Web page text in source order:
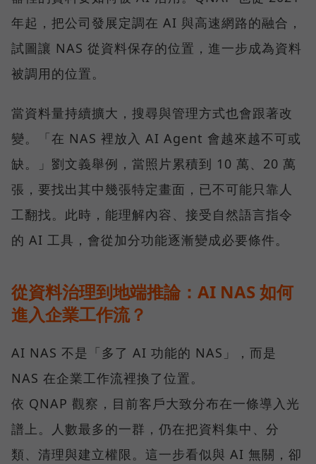
年起，把公司發展定調在 AI 與高速網路的融合，
試圖讓 NAS 從資料保存的位置，進一步成為資料
被調用的位置。
當資料量持續擴大，搜尋與管理方式也會跟著改
變。「在 NAS 裡放入 AI Agent 會越來越不可或
缺。」劉文義舉例，當照片累積到 10 萬、20 萬
張，要找出其中幾張特定畫面，已不可能只靠人
工翻找。此時，能理解內容、接受自然語言指令
的 AI 工具，會從加分功能逐漸變成必要條件。
從資料治理到地端推論：AI NAS 如何
進入企業工作流？
AI NAS 不是「多了 AI 功能的 NAS」，而是
NAS 在企業工作流裡換了位置。
依 QNAP 觀察，目前客戶大致分布在一條導入光
譜上。人數最多的一群，仍在把資料集中、分
類、清理與建立權限。這一步看似與 AI 無關，卻